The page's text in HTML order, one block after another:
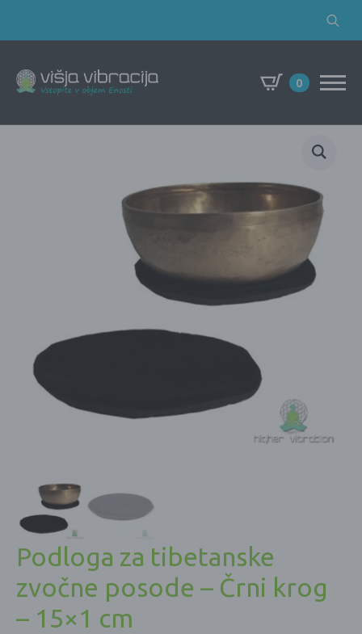
Search
0
Podloga za tibetanske
zvočne posode – Črni krog
– 15×1 cm